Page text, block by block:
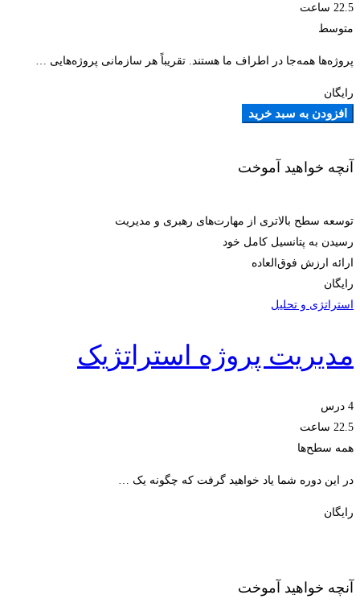
22.5 ساعت
متوسط
پروژه‌ها همه‌جا در اطراف ما هستند. تقریباً هر سازمانی پروژه‌هایی …
رایگان
افزودن به سبد خرید
آنچه خواهید آموخت
توسعه سطح بالاتری از مهارت‌های رهبری و مدیریت
رسیدن به پتانسیل کامل خود
ارائه ارزش فوق‌العاده
رایگان
استراتژی و تحلیل
مدیریت پروژه استراتژیک
4 درس
22.5 ساعت
همه سطح‌ها
در این دوره شما یاد خواهید گرفت که چگونه یک …
رایگان
آنچه خواهید آموخت